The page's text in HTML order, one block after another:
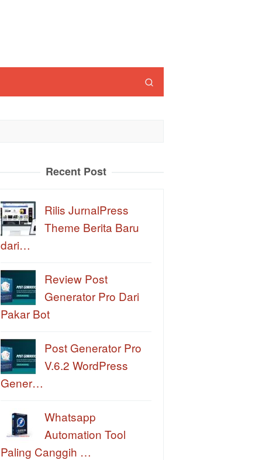
Recent Post
Rilis JurnalPress
Theme Berita Baru
dari…
Review Post
Generator Pro Dari
Pakar Bot
Post Generator Pro
V.6.2 WordPress
Gener…
Whatsapp
Automation Tool
Paling Canggih …